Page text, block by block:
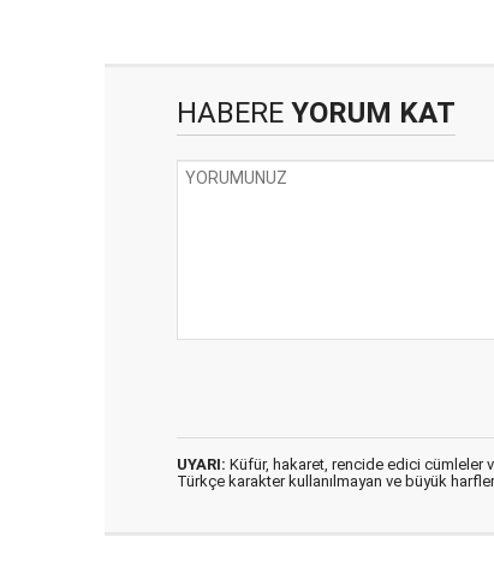
HABERE YORUM KAT
UYARI: Küfür, hakaret, rencide edici cümleler
Türkçe karakter kullanılmayan ve büyük